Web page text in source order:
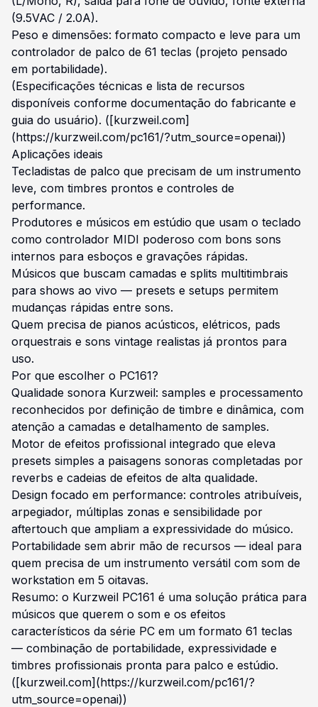
(9.5VAC / 2.0A).
Peso e dimensões: formato compacto e leve para um
controlador de palco de 61 teclas (projeto pensado
em portabilidade).
(Especificações técnicas e lista de recursos
disponíveis conforme documentação do fabricante e
guia do usuário). ([kurzweil.com]
(https://kurzweil.com/pc161/?utm_source=openai))
Aplicações ideais
Tecladistas de palco que precisam de um instrumento
leve, com timbres prontos e controles de
performance.
Produtores e músicos em estúdio que usam o teclado
como controlador MIDI poderoso com bons sons
internos para esboços e gravações rápidas.
Músicos que buscam camadas e splits multitimbrais
para shows ao vivo — presets e setups permitem
mudanças rápidas entre sons.
Quem precisa de pianos acústicos, elétricos, pads
orquestrais e sons vintage realistas já prontos para
uso.
Por que escolher o PC161?
Qualidade sonora Kurzweil: samples e processamento
reconhecidos por definição de timbre e dinâmica, com
atenção a camadas e detalhamento de samples.
Motor de efeitos profissional integrado que eleva
presets simples a paisagens sonoras completadas por
reverbs e cadeias de efeitos de alta qualidade.
Design focado em performance: controles atribuíveis,
arpegiador, múltiplas zonas e sensibilidade por
aftertouch que ampliam a expressividade do músico.
Portabilidade sem abrir mão de recursos — ideal para
quem precisa de um instrumento versátil com som de
workstation em 5 oitavas.
Resumo: o Kurzweil PC161 é uma solução prática para
músicos que querem o som e os efeitos
característicos da série PC em um formato 61 teclas
— combinação de portabilidade, expressividade e
timbres profissionais pronta para palco e estúdio.
([kurzweil.com](https://kurzweil.com/pc161/?
utm_source=openai))